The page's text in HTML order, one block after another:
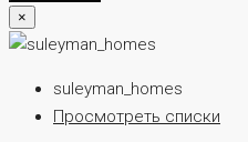
×
suleyman_homes
Просмотреть списки